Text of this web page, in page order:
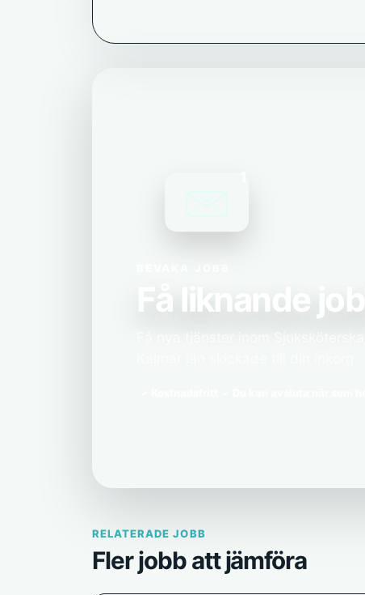
Få liknande
RELATERADE JOBB
Fler jobb att jämföra